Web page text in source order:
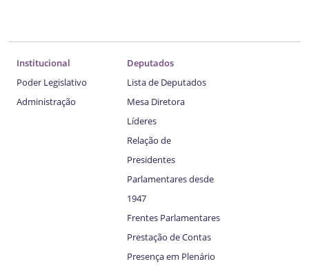
Institucional
Poder Legislativo
Administração
Deputados
Lista de Deputados
Mesa Diretora
Líderes
Relação de
Presidentes
Parlamentares desde
1947
Frentes Parlamentares
Prestação de Contas
Presença em Plenário